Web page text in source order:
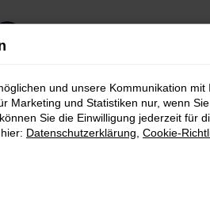
und unsere Kommunikation mit
Marketing und Statistiken nur, wenn
Sie die Einwilligung jederzeit für
Datenschutzerklärung Cookie-